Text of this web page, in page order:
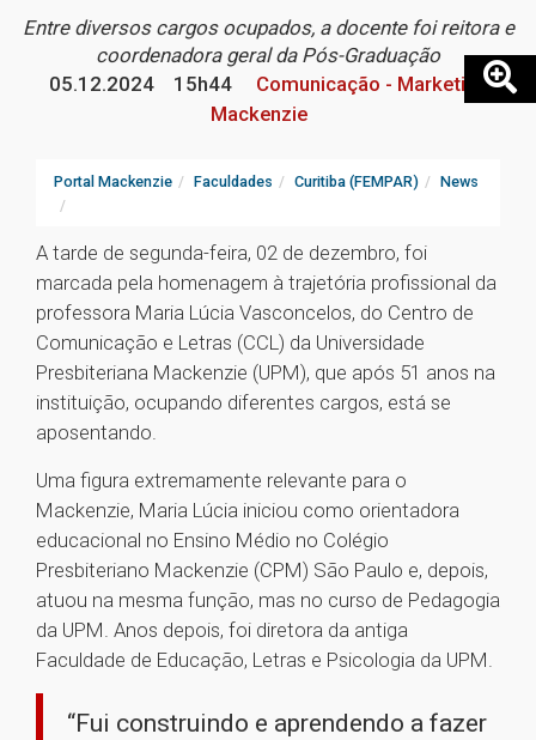
Entre diversos cargos ocupados, a docente foi reitora e
coordenadora geral da Pós-Graduação
05.12.2024
15h44
Comunicação - Marketing
Mackenzie
Portal Mackenzie Faculdades Curitiba (FEMPAR) News
A tarde de segunda-feira, 02 de dezembro, foi
marcada pela homenagem à trajetória profissional da
professora Maria Lúcia Vasconcelos, do Centro de
Comunicação e Letras (CCL) da Universidade
Presbiteriana Mackenzie (UPM), que após 51 anos na
instituição, ocupando diferentes cargos, está se
aposentando.
Uma figura extremamente relevante para o
Mackenzie, Maria Lúcia iniciou como orientadora
educacional no Ensino Médio no Colégio
Presbiteriano Mackenzie (CPM) São Paulo e, depois,
atuou na mesma função, mas no curso de Pedagogia
da UPM. Anos depois, foi diretora da antiga
Faculdade de Educação, Letras e Psicologia da UPM.
“Fui construindo e aprendendo a fazer